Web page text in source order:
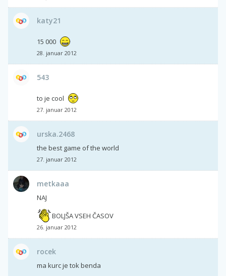
katy21
15 000
28. januar 2012
543
to je cool
27. januar 2012
urska.2468
the best game of the world
27. januar 2012
metkaaa
NAJ
BOLJŠA VSEH ČASOV
26. januar 2012
rocek
ma kurc je tok benda